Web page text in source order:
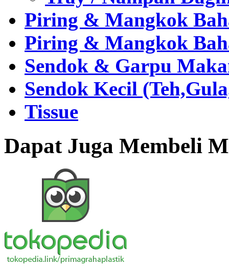
Piring & Mangkok
Piring & Mangkok
Sendok & Garpu
Sendok Kecil
Tissue
Dapat Juga Membeli